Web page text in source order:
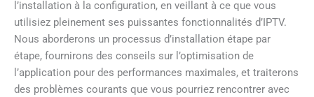
l’installation à la configuration, en veillant à ce que vous
utilisiez pleinement ses puissantes fonctionnalités d’IPTV.
Nous aborderons un processus d’installation étape par
étape, fournirons des conseils sur l’optimisation de
l’application pour des performances maximales, et traiterons
des problèmes courants que vous pourriez rencontrer avec